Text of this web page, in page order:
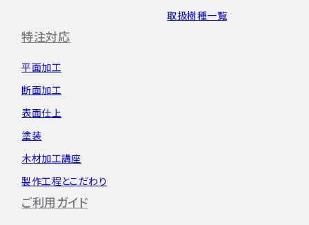
取扱樹種一覧
特注対応
平面加工
断面加工
表面仕上
塗装
木材加工講座
製作工程とこだわり
ご利用ガイド